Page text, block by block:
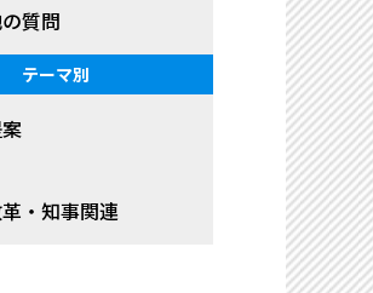
質問
テーマ別
・知事関連